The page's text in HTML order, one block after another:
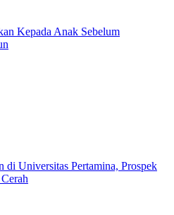
Kepada Anak Sebelum
di Universitas Pertamina, Prospek